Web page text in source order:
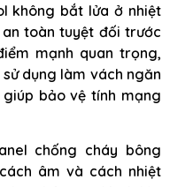
không bắt lửa ở nhiệt
toàn tuyệt đối trước
mạnh quan trọng,
dụng làm vách ngăn
bảo vệ tính mạng
chống cháy bông
âm và cách nhiệt